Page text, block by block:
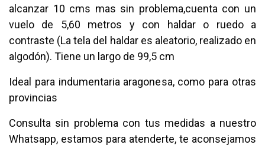
alcanzar 10 cms mas sin problema,cuenta con un
vuelo de 5,60 metros y con haldar o ruedo a
contraste (La tela del haldar es aleatorio, realizado en
algodón). Tiene un largo de 99,5 cm
Ideal para indumentaria aragonesa, como para otras
provincias
Consulta sin problema con tus medidas a nuestro
Whatsapp, estamos para atenderte, te aconsejamos